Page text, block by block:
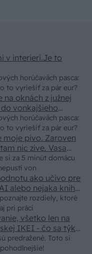
horúčavách pasca:
to vyriešiť za pár eur?
v interieri.Je to
horúčavách pasca:
to vyriešiť za pár eur?
oknách z južnej
vonkajšieho
Čínsky
si za 5 minút domácu
von
moje pivo. Zaroven
nic zive. Vasa
pritiahne slimaky
rozdiely, ktoré
pri práci
ako učivo pre
vodotesné s
kryštálikou. A rozdiel - schnutie a zretie. Nič?
predražené. Toto si
všetko len na
IKEI - čo sa týka
s remeselným
ten odpad z DTD